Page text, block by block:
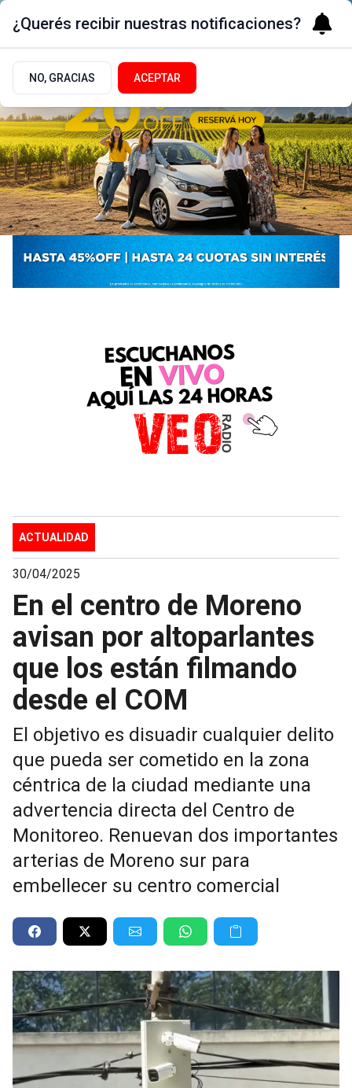
ACTUALIDAD
30/04/2025
En el centro de Moreno
avisan por altoparlantes
que los están filmando
desde el COM
El objetivo es disuadir cualquier delito
que pueda ser cometido en la zona
céntrica de la ciudad mediante una
advertencia directa del Centro de
Monitoreo. Renuevan dos importantes
arterias de Moreno sur para
embellecer su centro comercial
¿Querés recibir nuestras notificaciones?
NO, GRACIAS ACEPTAR